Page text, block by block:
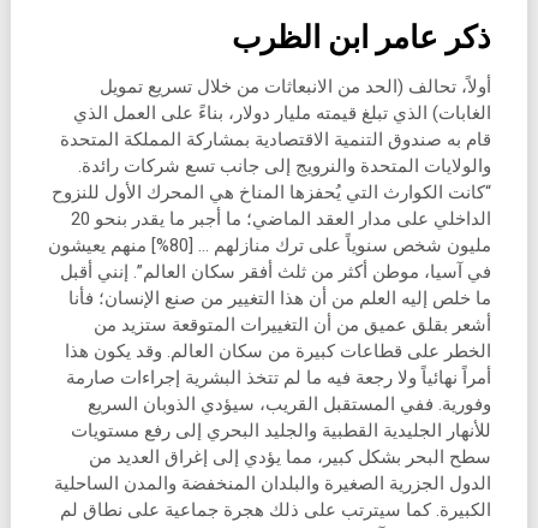
ذكر عامر ابن الظرب
أولاً، تحالف (الحد من الانبعاثات من خلال تسريع تمويل
الغابات) الذي تبلغ قيمته مليار دولار، بناءً على العمل الذي
قام به صندوق التنمية الاقتصادية بمشاركة المملكة المتحدة
والولايات المتحدة والنرويج إلى جانب تسع شركات رائدة.
“كانت الكوارث التي يُحفزها المناخ هي المحرك الأول للنزوح
الداخلي على مدار العقد الماضي؛ ما أجبر ما يقدر بنحو 20
مليون شخص سنوياً على ترك منازلهم … [80%] منهم يعيشون
في آسيا، موطن أكثر من ثلث أفقر سكان العالم”. إنني أقبل
ما خلص إليه العلم من أن هذا التغيير من صنع الإنسان؛ فأنا
أشعر بقلق عميق من أن التغييرات المتوقعة ستزيد من
الخطر على قطاعات كبيرة من سكان العالم. وقد يكون هذا
أمراً نهائياً ولا رجعة فيه ما لم تتخذ البشرية إجراءات صارمة
وفورية. ففي المستقبل القريب، سيؤدي الذوبان السريع
للأنهار الجليدية القطبية والجليد البحري إلى رفع مستويات
سطح البحر بشكل كبير، مما يؤدي إلى إغراق العديد من
الدول الجزرية الصغيرة والبلدان المنخفضة والمدن الساحلية
الكبيرة. كما سيترتب على ذلك هجرة جماعية على نطاق لم